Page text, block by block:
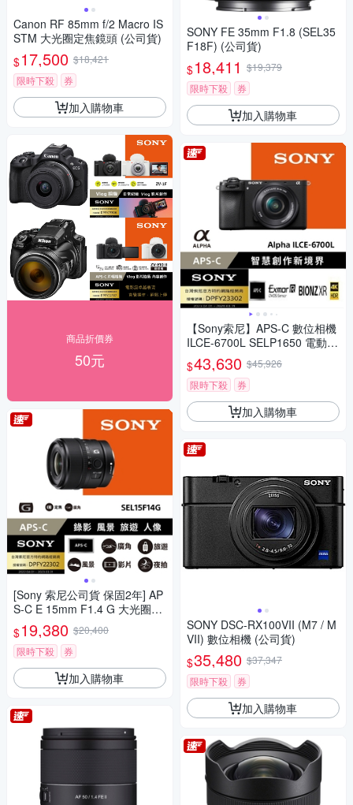
Canon RF 85mm f/2 Macro IS
STM 大光圈定焦鏡頭 (公司貨)
$17,500 $18,421
限時下殺
券
加入購物車
商品折價券
50元
[Sony 索尼公司貨 保固2年] AP
S-C E 15mm F1.4 G 大光圈廣
角定焦鏡 SEL15F14G
$19,380 $20,400
限時下殺
券
加入購物車
SONY FE 35mm F1.8 (SEL35
F18F) (公司貨)
$18,411 $19,379
限時下殺
券
加入購物車
【Sony索尼】APS-C 數位相機
ILCE-6700L SELP1650 電動變
焦鏡組(公司貨 保固18+6個月)
$43,630 $45,926
限時下殺
券
加入購物車
SONY DSC-RX100VII (M7 / M
VII) 數位相機 (公司貨)
$35,480 $37,347
限時下殺
券
加入購物車